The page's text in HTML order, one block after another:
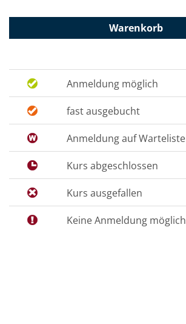
Warenkorb
Anmeldung möglich
fast ausgebucht
Anmeldung auf Warteliste
Kurs abgeschlossen
Kurs ausgefallen
Keine Anmeldung möglich